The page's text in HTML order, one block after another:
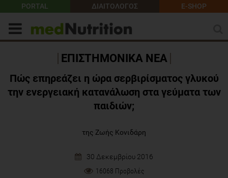
PORTAL ΔΙΑΙΤΟΛΟΓΟΣ E-SHOP
ΕΠΙΣΤΗΜΟΝΙΚΑ ΝΕΑ
Πώς επηρεάζει η ώρα σερβιρίσματος γλυκού
την ενεργειακή κατανάλωση στα γεύματα των
παιδιών;
της Ζωής Κονιδάρη
30 Δεκεμβρίου 2016
16068 Προβολές